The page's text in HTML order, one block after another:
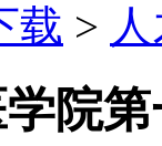
载 >
院